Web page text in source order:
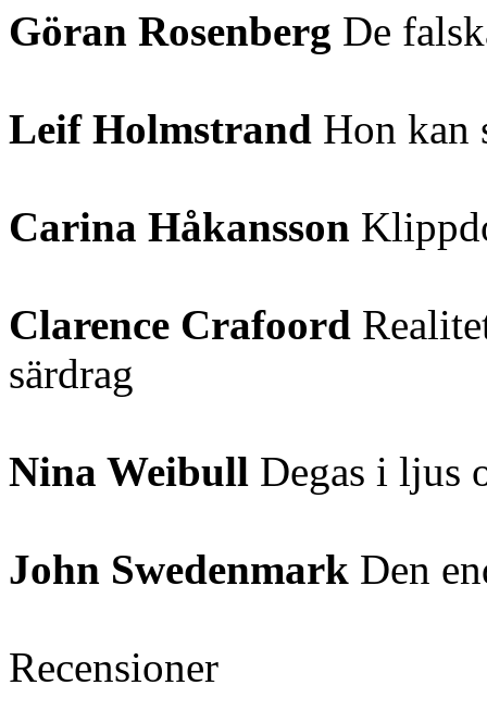
Göran Rosenberg De
Leif Holmstrand Hon kan
Carina Håkansson
Clarence Crafoord
särdrag
Nina Weibull Degas i ljus
John Swedenmark Den
Recensioner